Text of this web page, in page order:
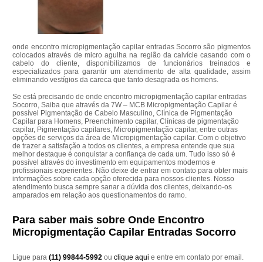
onde encontro micropigmentação capilar entradas Socorro são pigmentos
colocados através de micro agulha na região da calvície casando com o
cabelo do cliente, disponibilizamos de funcionários treinados e
especializados para garantir um atendimento de alta qualidade, assim
eliminando vestígios da careca que tanto desagrada os homens.
Se está precisando de onde encontro micropigmentação capilar entradas
Socorro, Saiba que através da 7W – MCB Micropigmentação Capilar é
possível Pigmentação de Cabelo Masculino, Clínica de Pigmentação
Capilar para Homens, Preenchimento capilar, Clínicas de pigmentação
capilar, Pigmentação capilares, Micropigmentação capilar, entre outras
opções de serviços da área de Micropigmentação capilar. Com o objetivo
de trazer a satisfação a todos os clientes, a empresa entende que sua
melhor destaque é conquistar a confiança de cada um. Tudo isso só é
possível através do investimento em equipamentos modernos e
profissionais experientes. Não deixe de entrar em contato para obter mais
informações sobre cada opção oferecida para nossos clientes. Nosso
atendimento busca sempre sanar a dúvida dos clientes, deixando-os
amparados em relação aos questionamentos do ramo.
Para saber mais sobre Onde Encontro
Micropigmentação Capilar Entradas Socorro
Ligue para(11) 99844-5992ouclique aqui e entre em contato por email.